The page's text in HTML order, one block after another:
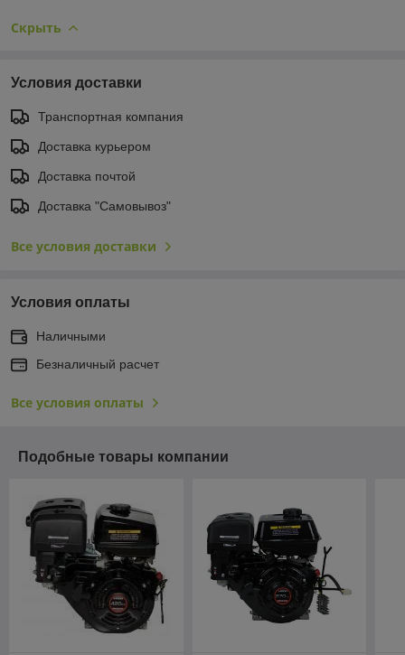
Скрыть
Условия доставки
Транспортная компания
Доставка курьером
Доставка почтой
Доставка "Самовывоз"
Все условия доставки
Условия оплаты
Наличными
Безналичный расчет
Все условия оплаты
Подобные товары компании